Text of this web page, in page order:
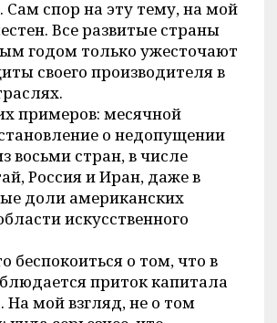
спор на эту тему, на мой
Все развитые страны
годом только ужесточают
своего производителя в
примеров: месячной
о недопущении
восьми стран, в числе
Россия и Иран, даже в
доли американских
искусственного
беспокоиться о том, что в
приток капитала
На мой взгляд, не о том